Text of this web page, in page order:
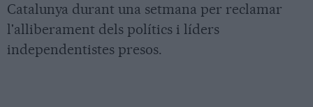
Catalunya durant una setmana per reclamar
l'alliberament dels polítics i líders
independentistes presos.